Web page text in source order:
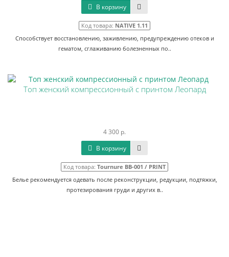
В корзину
Код товара: NATIVE 1.11
Способствует восстановлению, заживлению, предупреждению отеков и
гематом, сглаживанию болезненных по..
Топ женский компрессионный с принтом Леопард
4 300 р.
В корзину
Код товара: Tournure BB-001 / PRINT
Белье рекомендуется одевать после реконструкции, редукции, подтяжки,
протезирования груди и других в..